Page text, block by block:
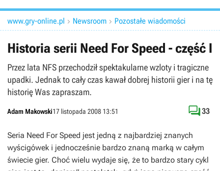
www.gry-online.pl  Newsroom  Pozostałe wiadomości
Historia serii Need For Speed - część I
Przez lata NFS przechodził spektakularne wzloty i tragiczne
upadki. Jednak to cały czas kawał dobrej historii gier i na tę
historię Was zapraszam.
Adam Makowski17 listopada 2008 13:51 33
Seria Need For Speed jest jedną z najbardziej znanych
wyścigówek i jednocześnie bardzo znaną marką w całym
świecie gier. Choć wielu wydaje się, że to bardzo stary cykl